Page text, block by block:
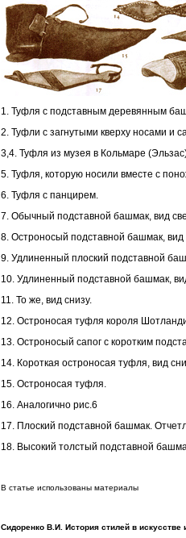
1. Туфля с подставным деревянным
2. Туфли с загнутыми кверху носами и
3,4. Туфля из музея в Кольмаре
5. Туфля, которую носили вместе с
6. Туфля с панцирем.
7. Обычный подставной башмак, вид
8. Остроносый подставной башмак, вид
9. Удлиненный плоский подставной
10. Удлиненный подставной башмак,
11. То же, вид снизу.
12. Остроносая туфля короля
13. Остроносый сапог с коротким
14. Короткая остроносая туфля, вид
15. Остроносая туфля.
16. Аналогично рис.6
17. Плоский подставной башмак.
18. Высокий толстый подставной
В статье использованы материалы
Сидоренко В.И. История стилей в искусстве